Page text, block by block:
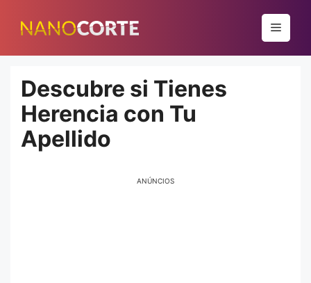
para
conteúdo
Menu
Descubre si Tienes
Herencia con Tu
Apellido
ANÚNCIOS